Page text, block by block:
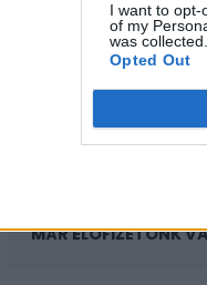
I want to opt-
of my
was collected.
Opted Out
Az előfizetés a
Portfolio.hu
Kötéslisták: BÉT
kötéslistái
MÁR ELŐFIZETŐNK